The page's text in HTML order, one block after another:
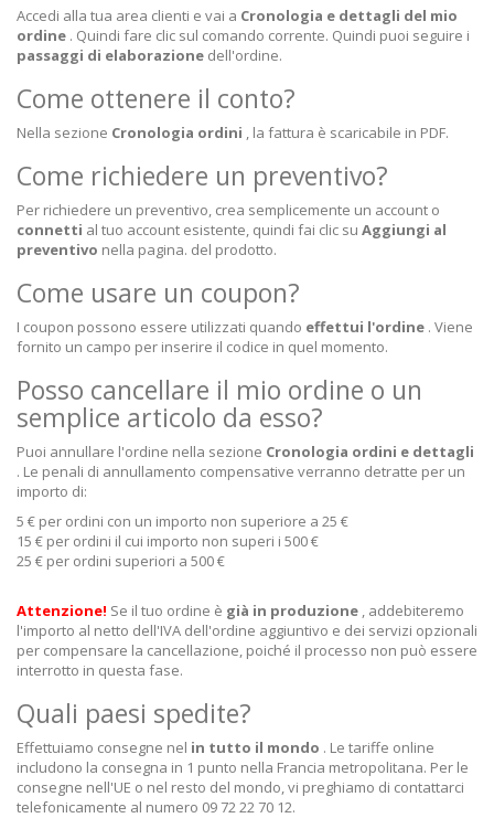
Accedi alla tua area clienti e vai a Cronologia e dettagli del mio
ordine . Quindi fare clic sul comando corrente. Quindi puoi seguire i
passaggi di elaborazione dell'ordine.
Come ottenere il conto?
Nella sezione Cronologia ordini , la fattura è scaricabile in PDF.
Come richiedere un preventivo?
Per richiedere un preventivo, crea semplicemente un account o
connetti al tuo account esistente, quindi fai clic su Aggiungi al
preventivo nella pagina. del prodotto.
Come usare un coupon?
I coupon possono essere utilizzati quando effettui l'ordine . Viene
fornito un campo per inserire il codice in quel momento.
Posso cancellare il mio ordine o un
semplice articolo da esso?
Puoi annullare l'ordine nella sezione Cronologia ordini e dettagli
. Le penali di annullamento compensative verranno detratte per un
importo di:
5 € per ordini con un importo non superiore a 25 €
15 € per ordini il cui importo non superi i 500 €
25 € per ordini superiori a 500 €
Attenzione! Se il tuo ordine è già in produzione , addebiteremo
l'importo al netto dell'IVA dell'ordine aggiuntivo e dei servizi opzionali
per compensare la cancellazione, poiché il processo non può essere
interrotto in questa fase.
Quali paesi spedite?
Effettuiamo consegne nel in tutto il mondo . Le tariffe online
includono la consegna in 1 punto nella Francia metropolitana. Per le
consegne nell'UE o nel resto del mondo, vi preghiamo di contattarci
telefonicamente al numero 09 72 22 70 12.